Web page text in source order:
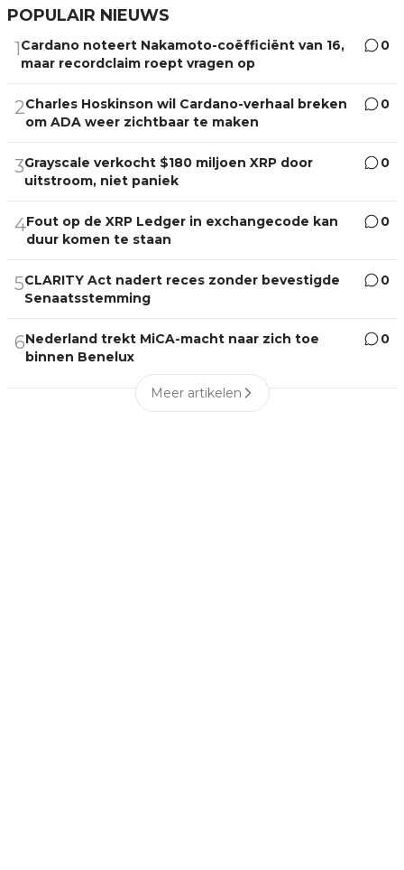
POPULAIR NIEUWS
1Cardano noteert Nakamoto-coëfficiënt van 16,
maar recordclaim roept vragen op
0
2Charles Hoskinson wil Cardano-verhaal breken
om ADA weer zichtbaar te maken
0
3Grayscale verkocht $180 miljoen XRP door
uitstroom, niet paniek
0
4Fout op de XRP Ledger in exchangecode kan
duur komen te staan
0
5CLARITY Act nadert reces zonder bevestigde
Senaatsstemming
0
6Nederland trekt MiCA-macht naar zich toe
binnen Benelux
0
Meer artikelen